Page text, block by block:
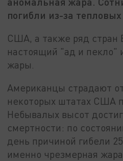
погибли из-за
США, а также ряд стран
настоящий "ад и пекло"
жары.
Американцы страдают
некоторых штатах США
Небывалых высот
смертности: по
день причиной гибели
именно чрезмерная